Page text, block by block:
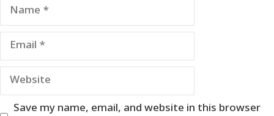
Name
Email
Website
Save my name, email, and website in this browser